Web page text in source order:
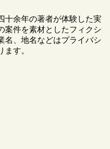
十余年の著者が体験した実
案件を素材としたフィクシ
名、地名などはプライバシ
す。